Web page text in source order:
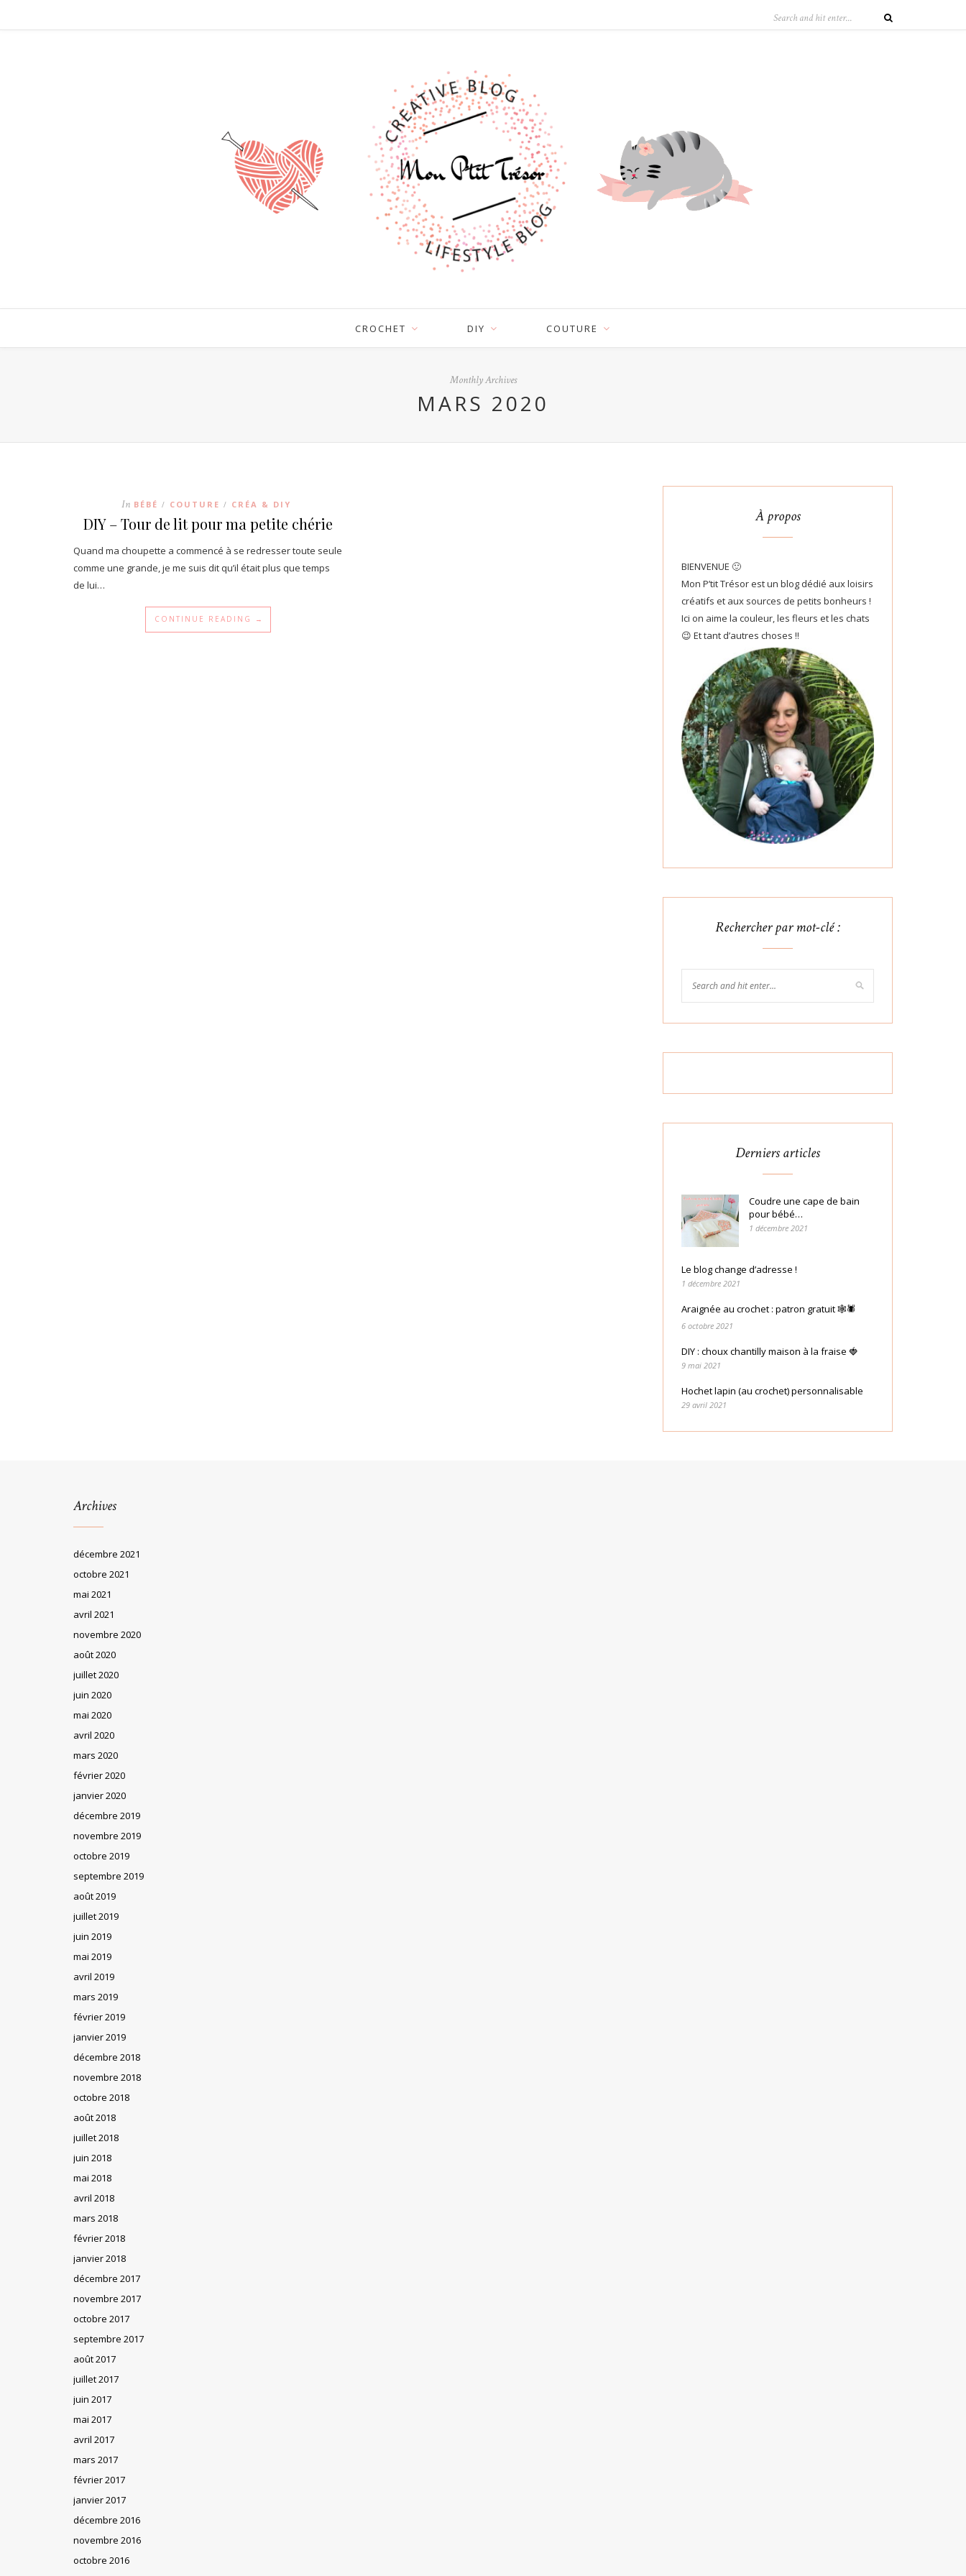
CROCHET DIY COUTURE
Monthly Archives
MARS 2020
In BÉBÉ / COUTURE / CRÉA & DIY
DIY – Tour de lit pour ma petite chérie
Quand ma choupette a commencé à se redresser toute seule
comme une grande, je me suis dit qu’il était plus que temps
de lui…
CONTINUE READING →
À propos
BIENVENUE 🙂
Mon P’tit Trésor est un blog dédié aux loisirs
créatifs et aux sources de petits bonheurs !
Ici on aime la couleur, les fleurs et les chats
😉 Et tant d’autres choses !!
Rechercher par mot-clé :
Derniers articles
Coudre une cape de bain
pour bébé…
1 décembre 2021
Le blog change d’adresse !
1 décembre 2021
Araignée au crochet : patron gratuit 🕸🕷
6 octobre 2021
DIY : choux chantilly maison à la fraise 🍓
9 mai 2021
Hochet lapin (au crochet) personnalisable
29 avril 2021
Archives
décembre 2021
octobre 2021
mai 2021
avril 2021
novembre 2020
août 2020
juillet 2020
juin 2020
mai 2020
avril 2020
mars 2020
février 2020
janvier 2020
décembre 2019
novembre 2019
octobre 2019
septembre 2019
août 2019
juillet 2019
juin 2019
mai 2019
avril 2019
mars 2019
février 2019
janvier 2019
décembre 2018
novembre 2018
octobre 2018
août 2018
juillet 2018
juin 2018
mai 2018
avril 2018
mars 2018
février 2018
janvier 2018
décembre 2017
novembre 2017
octobre 2017
septembre 2017
août 2017
juillet 2017
juin 2017
mai 2017
avril 2017
mars 2017
février 2017
janvier 2017
décembre 2016
novembre 2016
octobre 2016